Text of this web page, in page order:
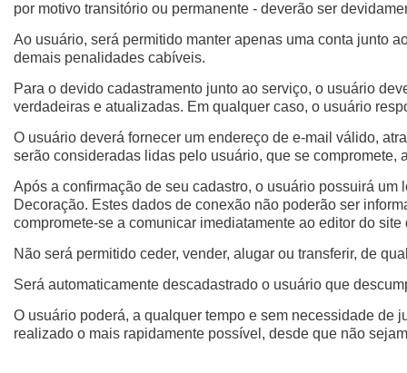
por motivo transitório ou permanente - deverão ser
Ao usuário, será permitido manter apenas uma conta junto
demais penalidades cabíveis.
Para o devido cadastramento junto ao serviço, o usuário
verdadeiras e atualizadas. Em qualquer caso, o usuário
O usuário deverá fornecer um endereço de e-mail válido,
serão consideradas lidas pelo usuário, que se
Após a confirmação de seu cadastro, o usuário possuirá
Decoração. Estes dados de conexão não poderão ser
compromete-se a comunicar imediatamente ao editor do
Não será permitido ceder, vender, alugar ou transferir, de
Será automaticamente descadastrado o usuário que
O usuário poderá, a qualquer tempo e sem necessidade de
realizado o mais rapidamente possível, desde que não